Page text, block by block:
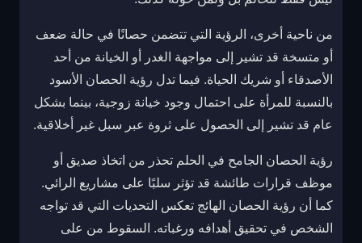
من ناحية أخرى، الرؤية التي تتضمن حصانًا في حالة ضعف
أو متسخة قد تشير إلى مواجهة الغدر أو الخيانة من أحد
الأصدقاء أو شريك الحياة. فيما تدل رؤية الحصان الأسود
بالنسبة للمرأة على احتمال وجود خيانة زوجية، بينما بشكل
عام قد تشير إلى الحصول على ثروة عبر سبل غير أخلاقية.
رؤية الحصان الجامح في الحلم تحذر من اتخاذ صديق أو
موظف قرارات طائشة قد تؤثر سلبًا على مشاريع الرائي.
كما أن رؤية الحصان الهائج تعكس التحديات التي قد تواجه
الشخص في تحقيق أهدافه ورغباته. السقوط من على